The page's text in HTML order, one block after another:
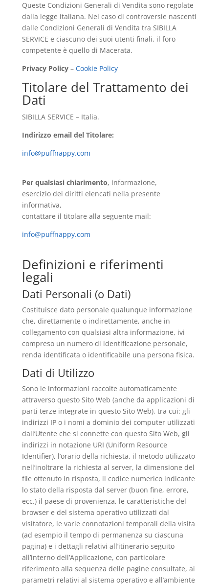
Queste Condizioni Generali di Vendita sono regolate
dalla legge italiana. Nel caso di controversie nascenti
dalle Condizioni Generali di Vendita tra SIBILLA
SERVICE e ciascuno dei suoi utenti finali, il foro
competente è quello di Macerata.
Privacy Policy– Cookie Policy
Titolare del Trattamento dei
Dati
SIBILLA SERVICE – Italia.
Indirizzo email del Titolare:
info@puffnappy.com
Per qualsiasi chiarimento, informazione,
esercizio dei diritti elencati nella presente
informativa,
contattare il titolare alla seguente mail:
info@puffnappy.com
Definizioni e riferimenti
legali
Dati Personali (o Dati)
Costituisce dato personale qualunque informazione
che, direttamente o indirettamente, anche in
collegamento con qualsiasi altra informazione, ivi
compreso un numero di identificazione personale,
renda identificata o identificabile una persona fisica.
Dati di Utilizzo
Sono le informazioni raccolte automaticamente
attraverso questo Sito Web (anche da applicazioni di
parti terze integrate in questo Sito Web), tra cui: gli
indirizzi IP o i nomi a dominio dei computer utilizzati
dall’Utente che si connette con questo Sito Web, gli
indirizzi in notazione URI (Uniform Resource
Identifier), l’orario della richiesta, il metodo utilizzato
nell’inoltrare la richiesta al server, la dimensione del
file ottenuto in risposta, il codice numerico indicante
lo stato della risposta dal server (buon fine, errore,
ecc.) il paese di provenienza, le caratteristiche del
browser e del sistema operativo utilizzati dal
visitatore, le varie connotazioni temporali della visita
(ad esempio il tempo di permanenza su ciascuna
pagina) e i dettagli relativi all’itinerario seguito
all’interno dell’Applicazione, con particolare
riferimento alla sequenza delle pagine consultate, ai
parametri relativi al sistema operativo e all’ambiente